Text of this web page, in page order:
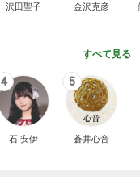
沢田聖子 金沢克彦
すべて見る
4
石 安伊
5
蒼井心音